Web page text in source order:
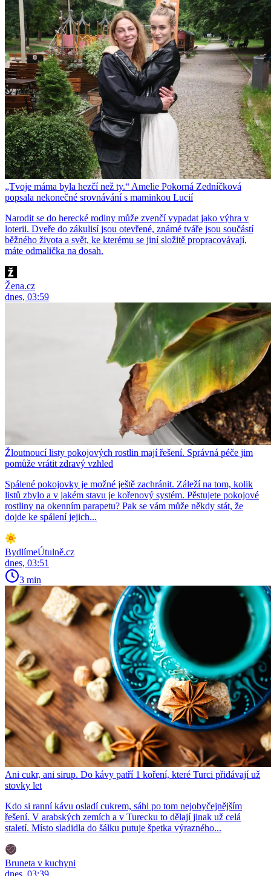
„Tvoje máma byla hezčí než ty.“ Amelie Pokorná Zedníčková
popsala nekonečné srovnávání s maminkou Lucií
Narodit se do herecké rodiny může zvenčí vypadat jako výhra v
loterii. Dveře do zákulisí jsou otevřené, známé tváře jsou součástí
běžného života a svět, ke kterému se jiní složitě propracovávají,
máte odmalička na dosah.
Žena.cz
dnes, 03:59
Žloutnoucí listy pokojových rostlin mají řešení. Správná péče jim
pomůže vrátit zdravý vzhled
Spálené pokojovky je možné ještě zachránit. Záleží na tom, kolik
listů zbylo a v jakém stavu je kořenový systém. Pěstujete pokojové
rostliny na okenním parapetu? Pak se vám může někdy stát, že
dojde ke spálení jejich...
BydlímeÚtulně.cz
dnes, 03:51
3 min
Ani cukr, ani sirup. Do kávy patří 1 koření, které Turci přidávají už
stovky let
Kdo si ranní kávu osladí cukrem, sáhl po tom nejobyčejnějším
řešení. V arabských zemích a v Turecku to dělají jinak už celá
staletí. Místo sladidla do šálku putuje špetka výrazného...
Bruneta v kuchyni
dnes, 03:39